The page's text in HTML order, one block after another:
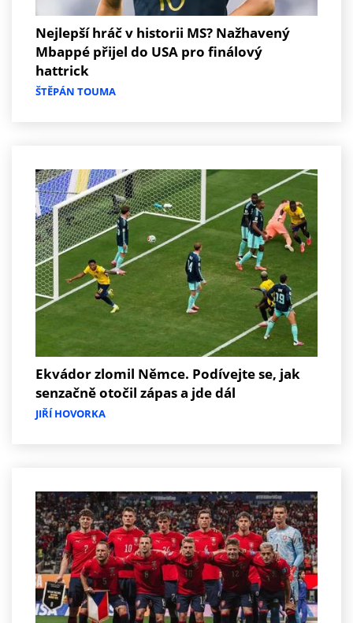
Nejlepší hráč v historii MS? Nažhavený
Mbappé přijel do USA pro finálový
hattrick
ŠTĚPÁN TOUMA
Ekvádor zlomil Němce. Podívejte se, jak
senzačně otočil zápas a jde dál
JIŘÍ HOVORKA